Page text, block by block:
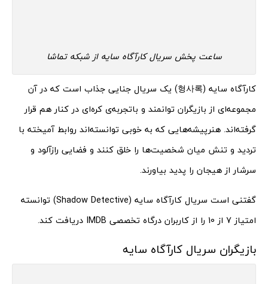
ساعت پخش سریال کارآگاه سایه از شبکه تماشا
کارآگاه سایه (형사록) یک سریال جنایی جذاب است که در آن
مجموعه‌ای از بازیگران توانمند و باتجربه‌ی کره‌ای در کنار هم قرار
گرفته‌اند. هنرپیشه‌هایی که به خوبی توانسته‌اند روابط آمیخته با
تردید و تنش میان شخصیت‌ها را خلق کنند و فضایی رازآلود و
سرشار از هیجان را پدید بیاورند.
گفتنی است سریال کارآگاه سایه (Shadow Detective) توانسته
امتیاز 7 از 10 را از کاربران درگاه تخصصی IMDB دریافت کند.
بازیگران سریال کارآگاه سایه